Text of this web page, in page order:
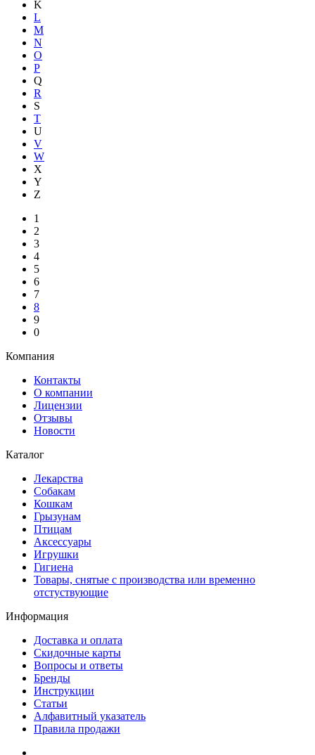
K
L
M
N
O
P
Q
R
S
T
U
V
W
X
Y
Z
1
2
3
4
5
6
7
8
9
0
Компания
Контакты
О компании
Лицензии
Отзывы
Новости
Каталог
Лекарства
Собакам
Кошкам
Грызунам
Птицам
Аксессуары
Игрушки
Гигиена
Товары, снятые с производства или временно
отстуствующие
Информация
Доставка и оплата
Скидочные карты
Вопросы и ответы
Бренды
Инструкции
Статьи
Алфавитный указатель
Правила продажи